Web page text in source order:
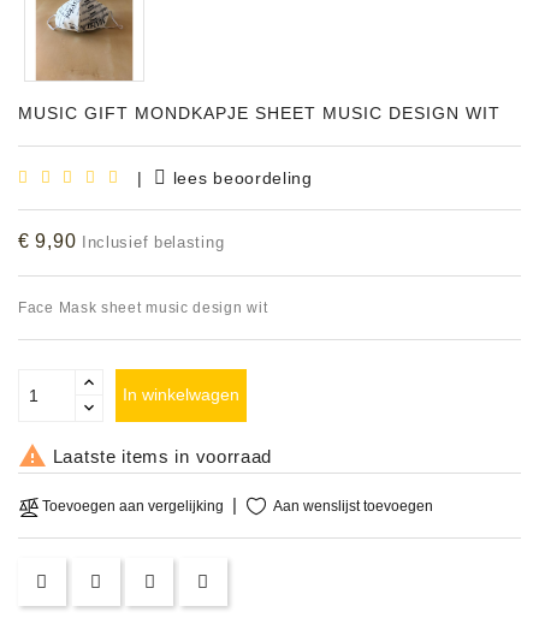
Instrumenten
Celtic
Shop
Bladmuziek
Accessoires
MODELLEN
OPRUIMING
DEMONSTRATIES
&
CLINICS
VERHUUR,
MUSIC GIFT MONDKAPJE SHEET MUSIC DESIGN WIT
| lees beoordeling
€ 9,90 Inclusief belasting
Face Mask sheet music design wit
In winkelwagen
 Laatste items in voorraad
Toevoegen aan vergelijking Aan wenslijst toevoegen